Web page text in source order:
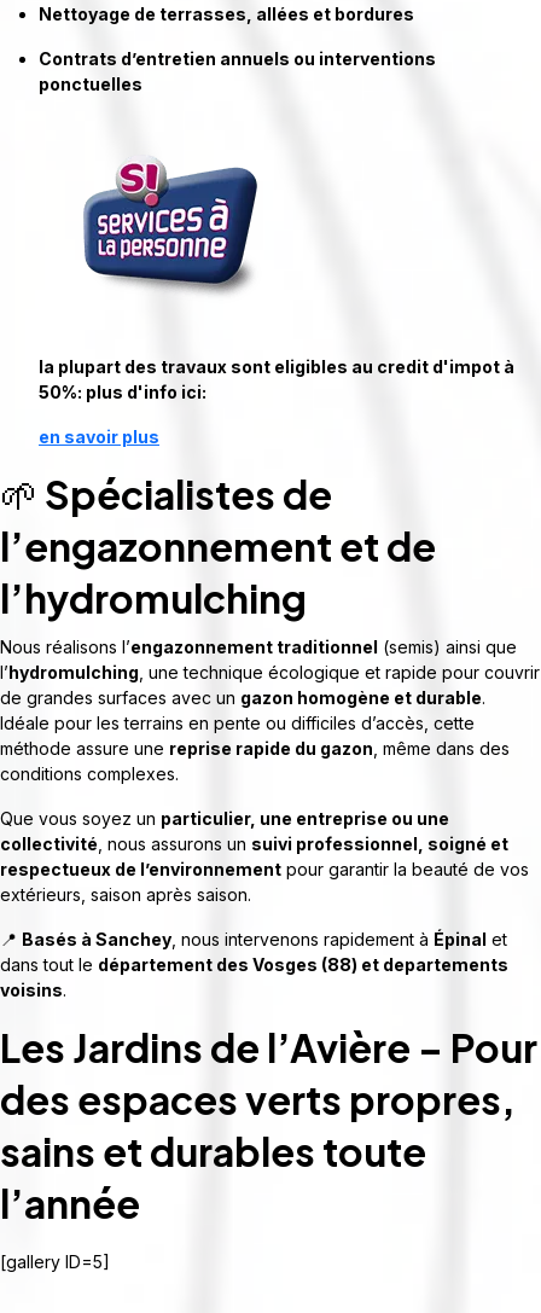
Nettoyage de terrasses, allées et bordures
Contrats d’entretien annuels ou interventions
ponctuelles
la plupart des travaux sont eligibles au credit d'impot à
50%: plus d'info ici:
en savoir plus
🌱 Spécialistes de
l’engazonnement et de
l’hydromulching
Nous réalisons l’engazonnement traditionnel (semis) ainsi que
l’hydromulching , une technique écologique et rapide pour couvrir
de grandes surfaces avec un gazon homogène et durable.
Idéale pour les terrains en pente ou difficiles d’accès, cette
méthode assure une reprise rapide du gazon , même dans des
conditions complexes.
Que vous soyez un particulier, une entreprise ou une
collectivité , nous assurons un suivi professionnel, soigné et
respectueux de l’environnement pour garantir la beauté de vos
extérieurs, saison après saison.
📍 Basés à Sanchey , nous intervenons rapidement à Épinal et
dans tout le département des Vosges (88) et departements
voisins.
Les Jardins de l’Avière – Pour
des espaces verts propres,
sains et durables toute
l’année
[gallery ID=5]